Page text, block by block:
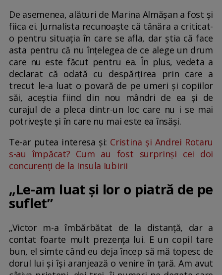
De asemenea, alături de Marina Almășan a fost și
fiica ei. Jurnalista recunoaște că tânăra a criticat-
o pentru situația în care se afla, dar știa că face
asta pentru că nu înțelegea de ce alege un drum
care nu este făcut pentru ea. În plus, vedeta a
declarat că odată cu despărțirea prin care a
trecut le-a luat o povară de pe umeri și copiilor
săi, aceștia fiind din nou mândri de ea și de
curajul de a pleca dintr-un loc care nu i se mai
potrivește și în care nu mai este ea însăși.
Te-ar putea interesa și: Cristina și Andrei Rotaru
s-au împăcat? Cum au fost surprinși cei doi
concurenți de la Insula Iubirii
„Le-am luat și lor o piatră de pe
suflet”
„Victor m-a îmbărbătat de la distanță, dar a
contat foarte mult prezența lui. E un copil tare
bun, el simte când eu deja încep să mă topesc de
dorul lui și își aranjează o venire în țară. Am avut